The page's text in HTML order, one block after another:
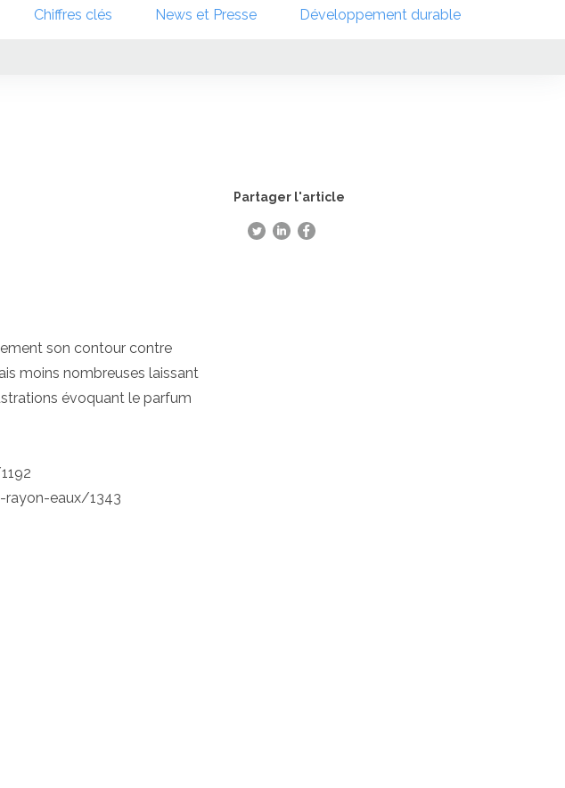
Chiffres clés News et Presse Développement durable
son contour contre
moins nombreuses laissant
évoquant le parfum
eaux/1343
Partager l'article